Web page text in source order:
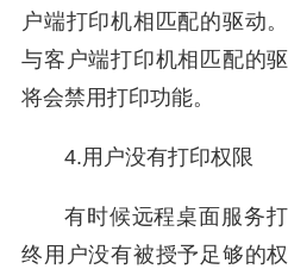
户端打印机相匹配的驱动
与客户端打印机相匹配的
将会禁用打印功能。
4.用户没有打印权限
有时候远程桌面服务
终用户没有被授予足够的